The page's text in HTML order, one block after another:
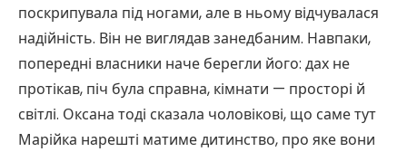
поскрипувала під ногами, але в ньому відчувалася
надійність. Він не виглядав занедбаним. Навпаки,
попередні власники наче берегли його: дах не
протікав, піч була справна, кімнати — просторі й
світлі. Оксана тоді сказала чоловікові, що саме тут
Марійка нарешті матиме дитинство, про яке вони